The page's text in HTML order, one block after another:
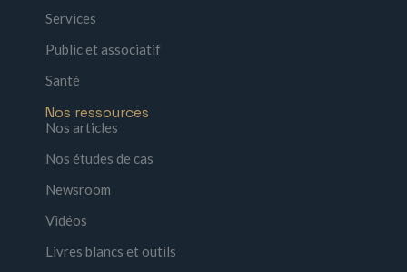
Services
Public et associatif
Santé
Nos ressources
Nos articles
Nos études de cas
Newsroom
Vidéos
Livres blancs et outils